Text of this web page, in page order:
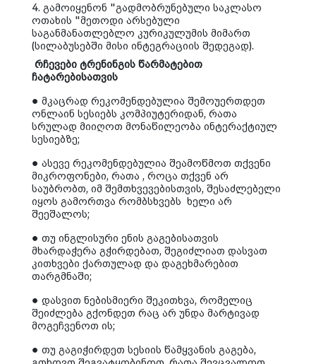
4. გამოიყენონ "გადმობრუნებული საკლასო
ოთახის "მეთოდი არსებული
საგანმანათლებლო კურიკულუმის მიმართ
(სილაბუსებში მისი ინტეგრაციის შედეგად).
რჩევები ტრენინგის წარმატებით
ჩატარებისათვის
● მკაცრად რეკომენდებულია შემოუერთდეთ
ონლაინ სესიებს კომპიუტერიდან, რათა
სრულად მიიღოთ მონაწილეობა ინტერაქტიულ
სესიებზე;
● ასევე რეკომენდებულია შეამოწმოთ თქვენი
მიკროფონები, რათა , როცა თქვენ არ
საუბრობთ, იმ შემთხვევებისთვის, შესაძლებელი
იყოს გამორთვა რომბსხვებს ხელი არ
შეეშალოს;
● თუ ინგლისური ენის გაგებისათვის
მხარდაჭერა გჭირდებათ, შეგიძლიათ დასვათ
კითხვები ქართულად და დაგეხმარებით
თარგმნაში;
● დასვით ნებისმიერი შეკითხვა, რომელიც
შეიძლება გქონდეთ რაც არ უნდა მარტივად
მოგეჩვენოთ ის;
● თუ გაგიჭირდეთ სესიის წამყვანის გაგება,